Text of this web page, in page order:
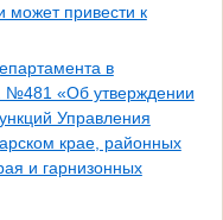
может привести к
в
№481 «Об утверждении
Управления
крае, районных
и гарнизонных